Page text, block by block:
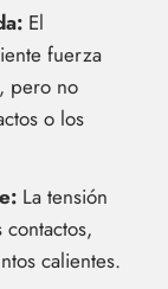
El
fuerza
pero no
o los
La tensión
calientes.